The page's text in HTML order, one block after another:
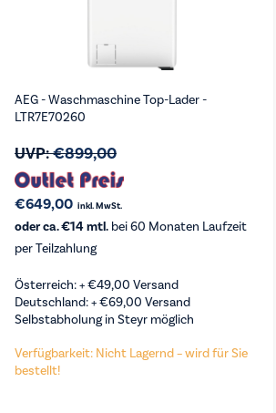
AEG - Waschmaschine Top-Lader -
LTR7E70260
UVP:€899,00
€649,00 inkl. MwSt.
oder ca. €14 mtl.bei 60 Monaten Laufzeit
per Teilzahlung
Österreich: +€49,00 Versand
Deutschland: +€69,00 Versand
Selbstabholung in Steyr möglich
Verfügbarkeit: Nicht Lagernd – wird für Sie
bestellt!